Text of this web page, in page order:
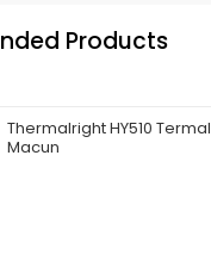
Products
Thermalright HY510 Termal
Macun